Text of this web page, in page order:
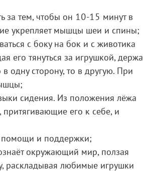
за тем, чтобы он 10-15 минут в
укрепляет мышцы шеи и спины;
с боку на бок и с животика
его тянуться за игрушкой, держа
одну сторону, то в другую. При
сидения. Из положения лёжа
его к себе, и
помощи и поддержки;
окружающий мир, ползая
раскладывая любимые игрушки